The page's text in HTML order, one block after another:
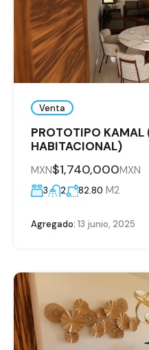
Venta
PROTOTIPO
HABITACIONAL)
MXN$1,740,000MXN
3 2 82.80 M2
Agregado: 13 junio, 2025